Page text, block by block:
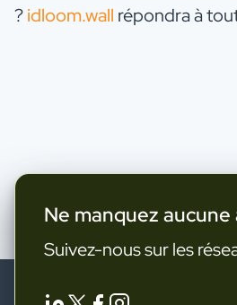
?idloom.wall répondra à
Ne manquez
Suivez-nous sur les